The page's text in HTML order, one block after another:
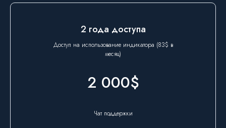
2 года доступа
Доступ на использование индикатора (83$ в
месяц)
2 000$
Чат поддержки